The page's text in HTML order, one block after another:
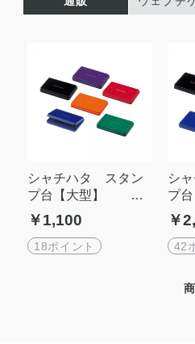
シャチハタ スタン
プ台【大型】 盤
面サイズ：106㎜×67
㎜
￥1,100
18ポイント
シ
プ
盤
87㎜
￥
42